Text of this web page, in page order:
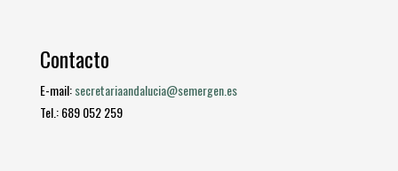
Contacto
E-mail:secretariaandalucia@semergen.es
Tel.: 689 052 259